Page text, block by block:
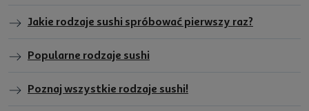
Jakie rodzaje sushi spróbować pierwszy raz?
Popularne rodzaje sushi
Poznaj wszystkie rodzaje sushi!